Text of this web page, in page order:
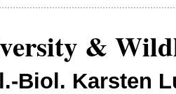
&
Biol. Karsten